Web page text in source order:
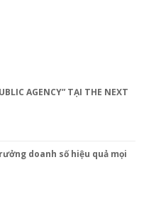
AGENCY” TẠI THE NEXT
doanh số hiệu quả mọi